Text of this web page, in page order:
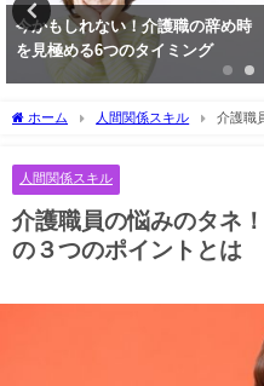
今かもしれない！介護職の辞め時
を見極める6つのタイミング
ホーム 人間関係スキル
介護職
人間関係スキル
介護職員の悩みのタネ
の３つのポイントとは